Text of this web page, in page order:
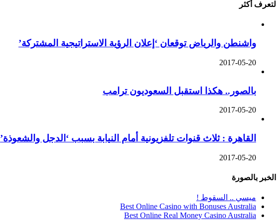
لتعرف أكثر
واشنطن والرياض توقعان ‘إعلان الرؤية الاستراتيجية المشتركة’
2017-05-20
بالصور.. هكذا استقبل السعوديون ترامب
2017-05-20
القاهرة : ثلاث قنوات تلفزيونية أمام النيابة بسبب ‘الدجل والشعوذة’
2017-05-20
الخبر بالصورة
ميسي .. السقوط !
Best Online Casino with Bonuses Australia
Best Online Real Money Casino Australia